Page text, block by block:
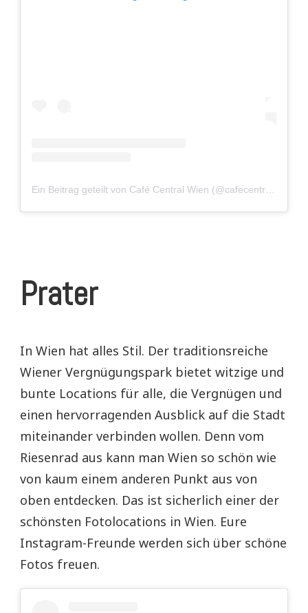
Ein Beitrag geteilt von Café Central Wien (@cafecentralwien)
Prater
In Wien hat alles Stil. Der traditionsreiche
Wiener Vergnügungspark bietet witzige und
bunte Locations für alle, die Vergnügen und
einen hervorragenden Ausblick auf die Stadt
miteinander verbinden wollen. Denn vom
Riesenrad aus kann man Wien so schön wie
von kaum einem anderen Punkt aus von
oben entdecken. Das ist sicherlich einer der
schönsten Fotolocations in Wien. Eure
Instagram-Freunde werden sich über schöne
Fotos freuen.